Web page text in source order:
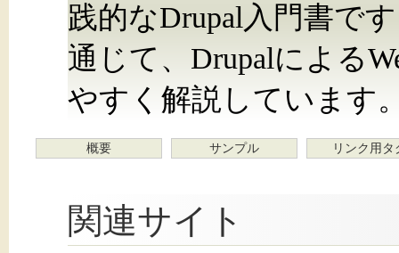
践的なDrupal入門書で
通じて、Drupalによる
やすく解説しています
概要 サンプル リンク用タ
関連サイト